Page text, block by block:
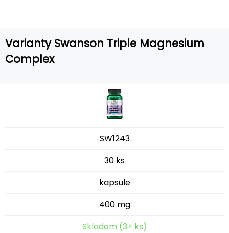
Varianty Swanson Triple Magnesium
Complex
SW1243
30 ks
kapsule
400 mg
Skladom (3+ ks)